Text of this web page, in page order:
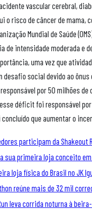
vascular cerebral,
o risco de câncer de mama,
Mundial de Saúde
de intensidade moderada e
uma vez que
social devido ao
por 50 milhões de
déficit foi responsável
que aumentar o
participam da Shakeout
sua primeira loja conceito
loja física do Brasil no JK
reúne mais de 32 mil
leva corrida noturna à